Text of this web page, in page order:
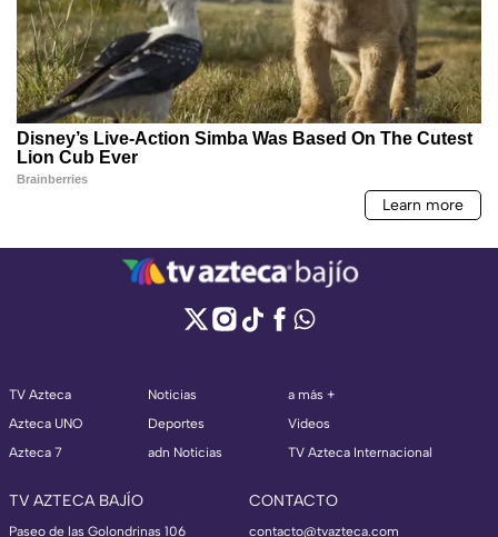
TV Azteca
Azteca UNO
Azteca 7
Noticias
Deportes
adn Noticias
a más +
Videos
TV Azteca Internacional
TV AZTECA BAJÍO
Paseo de las Golondrinas 106
CONTACTO
contacto@tvazteca.com